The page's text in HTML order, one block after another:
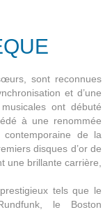
sont reconnues
et d’une
ont débuté
à une renommée
contemporaine de la
disques d’or de
une brillante carrière,
tels que le
le Boston